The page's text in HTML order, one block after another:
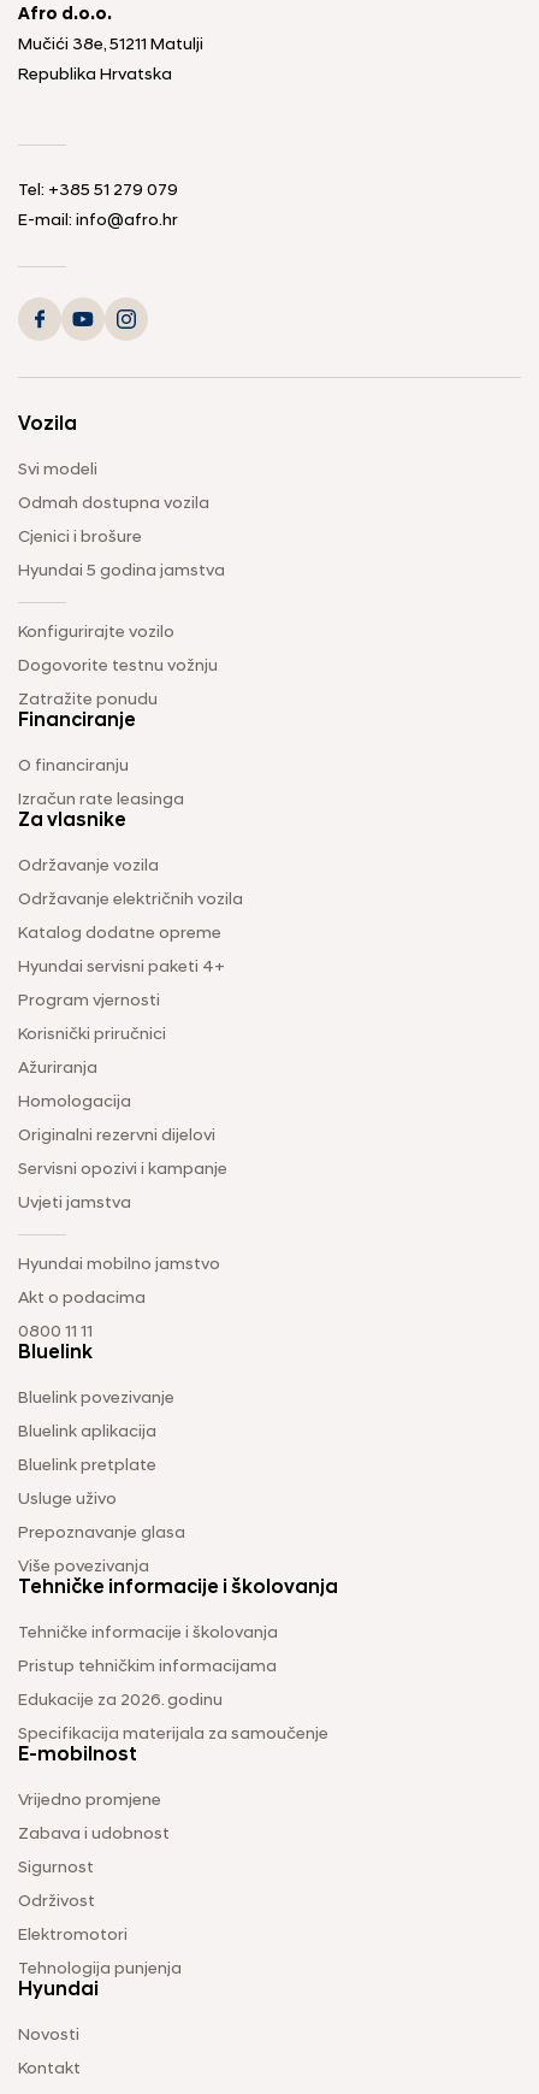
Afro d.o.o.
Mučići 38e, 51211 Matulji
Republika Hrvatska
Tel: +385 51 279 079
E-mail: info@afro.hr
Vozila
Svi modeli
Odmah dostupna vozila
Cjenici i brošure
Hyundai 5 godina jamstva
Konfigurirajte vozilo
Dogovorite testnu vožnju
Zatražite ponudu
Financiranje
O financiranju
Izračun rate leasinga
Za vlasnike
Održavanje vozila
Održavanje električnih vozila
Katalog dodatne opreme
Hyundai servisni paketi 4+
Program vjernosti
Korisnički priručnici
Ažuriranja
Homologacija
Originalni rezervni dijelovi
Servisni opozivi i kampanje
Uvjeti jamstva
Hyundai mobilno jamstvo
Akt o podacima
0800 11 11
Bluelink
Bluelink povezivanje
Bluelink aplikacija
Bluelink pretplate
Usluge uživo
Prepoznavanje glasa
Više povezivanja
Tehničke informacije i školovanja
Tehničke informacije i školovanja
Pristup tehničkim informacijama
Edukacije za 2026. godinu
Specifikacija materijala za samoučenje
E-mobilnost
Vrijedno promjene
Zabava i udobnost
Sigurnost
Održivost
Elektromotori
Tehnologija punjenja
Hyundai
Novosti
Kontakt